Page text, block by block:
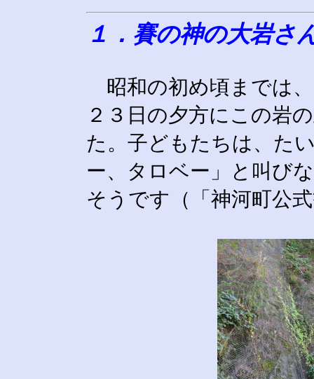
１．賽の神の大岩さ
昭和の初め頃までは
２３日の夕方にこの岩
た。子どもたちは、た
ー、タロベー」と叫び
そうです（「神河町公